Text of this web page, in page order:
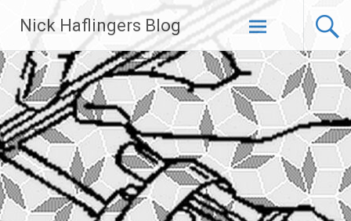
Inhalt
springen
Nick Haflingers Blog